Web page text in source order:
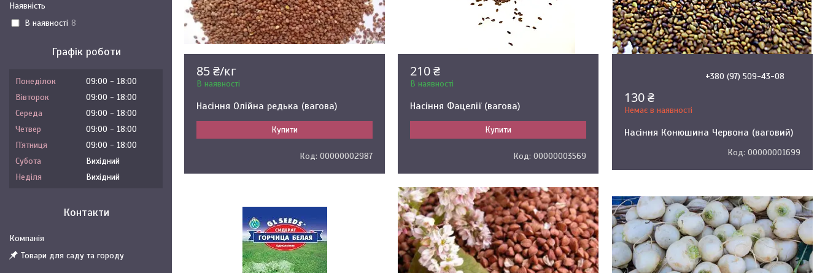
85 ₴/кг
В наявності
Насіння Олійна редька (вагова)
Купити
00000002987
210 ₴
В наявності
Насіння Фацелії (вагова)
Купити
00000003569
+380 (97) 509-43-08
130 ₴
Немає в наявності
Насіння Конюшина Червона (ваговий)
00000001699
Наявність
В наявності 8
Графік роботи
Понеділок 09:00
18:00
Вівторок
09:00
18:00
Середа
09:00
18:00
Четвер
09:00
18:00
Пʼятниця
09:00
18:00
Субота
Вихідний
Неділя
Вихідний
Контакти
Товари для саду та городу